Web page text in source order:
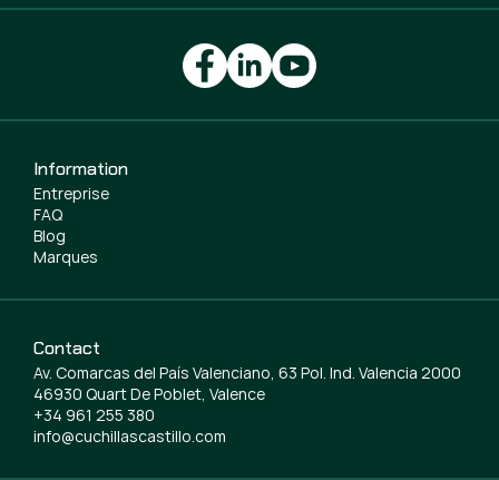
Information
Entreprise
FAQ
Blog
Marques
Contact
Av. Comarcas del País Valenciano, 63 Pol. Ind. Valencia 2000
46930 Quart De Poblet, Valence
+34 961 255 380
info@cuchillascastillo.com